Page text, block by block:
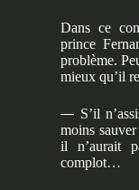
Dans ce
prince
problème.
mieux qu’il
— S’il
moins
il n’aurait
complot…